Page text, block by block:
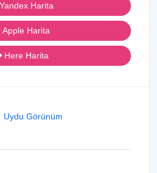
Harita
Apple Harita
Here Harita
Uydu Görünüm